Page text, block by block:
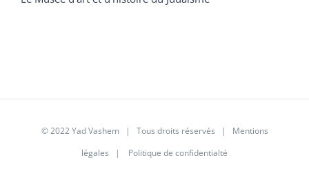
© 2022 Yad Vashem | Tous droits réservés | Mentions
légales | Politique de confidentialté